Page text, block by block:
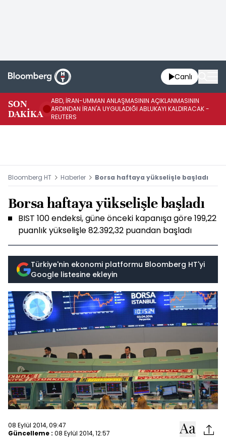
Canlı
SON
DAKİKA
ABD, İRAN-UMMAN ANLAŞMASININ AÇIKLANMASININ
ARDINDAN İRAN'A UYGULADIĞI ABLUKAYI KALDIRACAK -
REUTERS
Bloomberg HT Haberler Borsa haftaya yükselişle başladı
Borsa haftaya yükselişle başladı
BIST 100 endeksi, güne önceki kapanışa göre 199,22
puanlık yükselişle 82.392,32 puandan başladı
Türkiye'nin ekonomi platformu Bloomberg HT'yi
Google listesine ekleyin
08 Eylül 2014, 09:47
Güncelleme : 08 Eylül 2014, 12:57